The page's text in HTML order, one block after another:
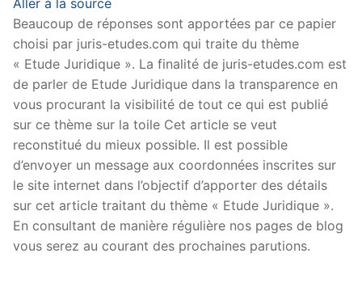
Beaucoup de réponses sont apportées par ce papier
choisi par juris-etudes.com qui traite du thème
« Etude Juridique ». La finalité de juris-etudes.com est
de parler de Etude Juridique dans la transparence en
vous procurant la visibilité de tout ce qui est publié
sur ce thème sur la toile Cet article se veut
reconstitué du mieux possible. Il est possible
d’envoyer un message aux coordonnées inscrites sur
le site internet dans l’objectif d’apporter des détails
sur cet article traitant du thème « Etude Juridique ».
En consultant de manière régulière nos pages de blog
vous serez au courant des prochaines parutions.